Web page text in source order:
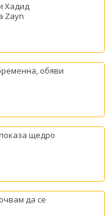
Хадид
Zayn
обяви
щедро
да се